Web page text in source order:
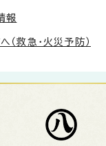
報
（救急・火災予防）